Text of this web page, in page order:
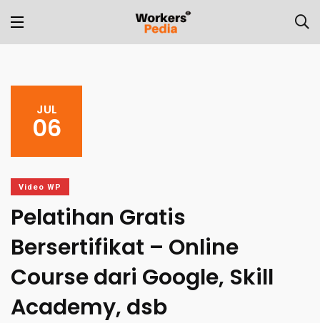
JUL
06
Video WP
Pelatihan Gratis
Bersertifikat – Online
Course dari Google, Skill
Academy, dsb